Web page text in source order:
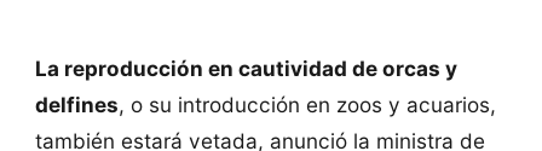
La reproducción en cautividad de orcas y
delfines, o su introducción en zoos y acuarios,
también estará vetada, anunció la ministra de